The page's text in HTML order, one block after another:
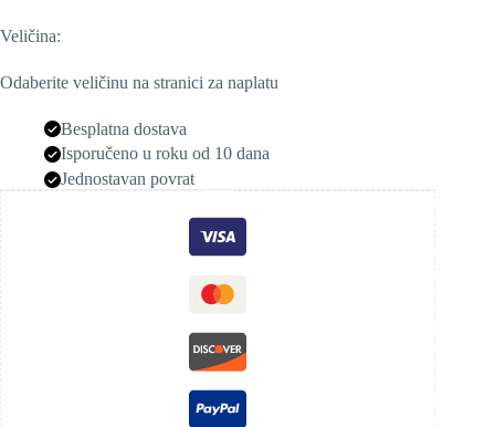
Veličina:
Odaberite veličinu na stranici za naplatu
Besplatna dostava
Isporučeno u roku od 10 dana
Jednostavan povrat